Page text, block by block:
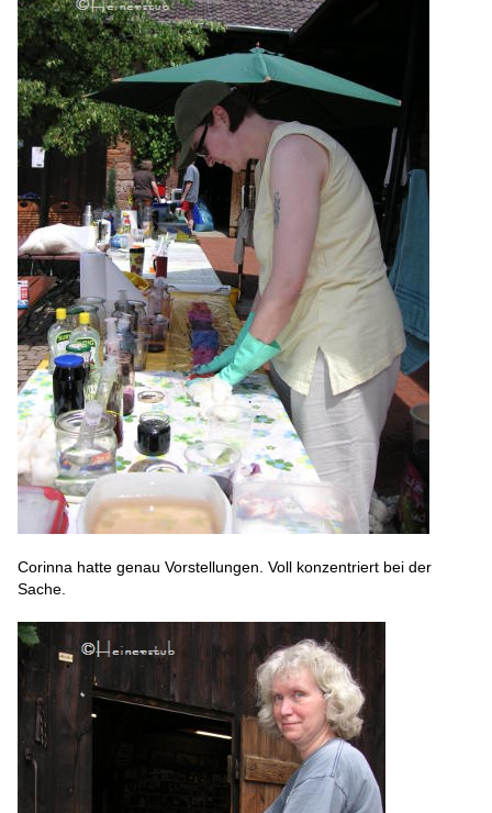
Corinna hatte genau Vorstellungen. Voll konzentriert bei der
Sache.